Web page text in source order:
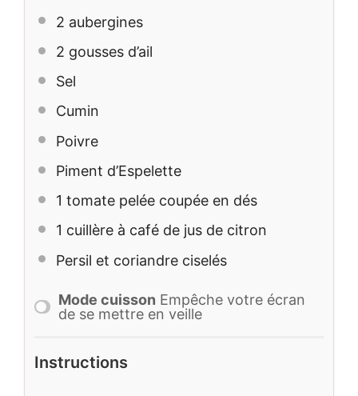
2 aubergines
2 gousses d’ail
Sel
Cumin
Poivre
Piment d’Espelette
1 tomate pelée coupée en dés
1 cuillère à café de jus de citron
Persil et coriandre ciselés
Mode cuisson Empêche votre écran
de se mettre en veille
Instructions